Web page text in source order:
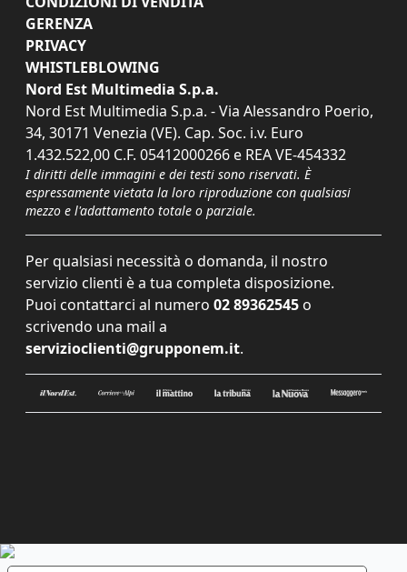
GERENZA
PRIVACY
WHISTLEBLOWING
Nord Est Multimedia S.p.a.
Nord Est Multimedia S.p.a. - Via Alessandro Poerio,
34, 30171 Venezia (VE). Cap. Soc. i.v. Euro
1.432.522,00 C.F. 05412000266 e REA VE-454332
I diritti delle immagini e dei testi sono riservati. È
espressamente vietata la loro riproduzione con qualsiasi
mezzo e l'adattamento totale o parziale.
Per qualsiasi necessità o domanda, il nostro
servizio clienti è a tua completa disposizione.
Puoi contattarci al numero 02 89362545 o
scrivendo una mail a
servizioclienti@grupponem.it.